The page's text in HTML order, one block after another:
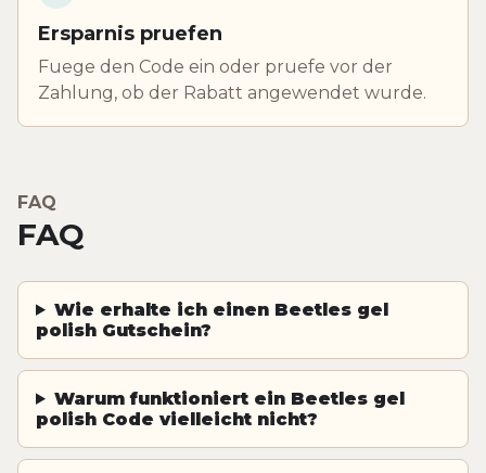
Ersparnis pruefen
Fuege den Code ein oder pruefe vor der
Zahlung, ob der Rabatt angewendet wurde.
FAQ
FAQ
Wie erhalte ich einen Beetles gel
polish Gutschein?
Warum funktioniert ein Beetles gel
polish Code vielleicht nicht?